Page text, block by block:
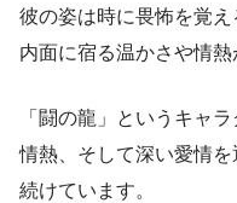
彼の姿は時に畏怖を覚
内面に宿る温かさや情熱
「闘の龍」というキャ
情熱、そして深い愛情
続けています。